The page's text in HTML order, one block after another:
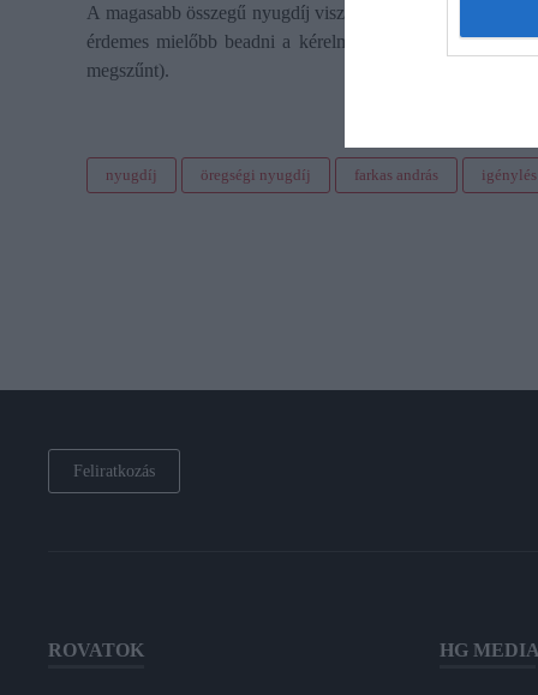
A magasabb összegű nyugdíj viszont visszamenőleg
érdemes mielőbb beadni a kérelmet (annak ellenére,
megszűnt).
nyugdíj öregségi nyugdíj farkas andrás igénylés
Feliratkozás
ROVATOK HG MEDIA